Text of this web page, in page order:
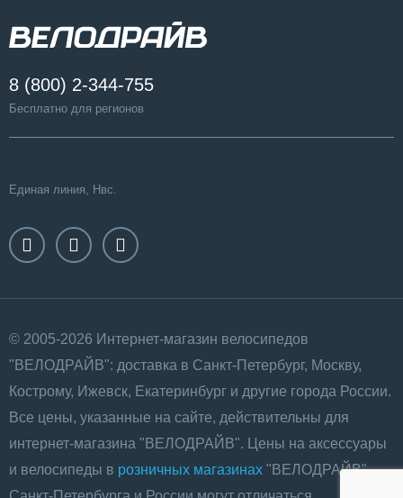
8 (800) 2-344-755
Бесплатно для регионов
Единая линия, Нвс.
© 2005-2026 Интернет-магазин велосипедов
"ВЕЛОДРАЙВ": доставка в Санкт-Петербург, Москву,
Кострому, Ижевск, Екатеринбург и другие города России.
Все цены, указанные на сайте, действительны для
интернет-магазина "ВЕЛОДРАЙВ". Цены на аксессуары
и велосипеды в розничных магазинах "ВЕЛОДРАЙВ"